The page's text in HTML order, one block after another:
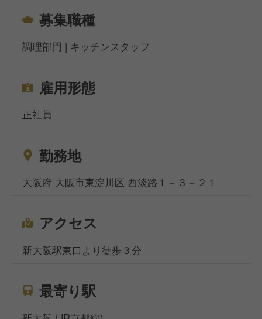
募集職種
調理部門 | キッチンスタッフ
雇用形態
正社員
勤務地
大阪府 大阪市東淀川区 西淡路１－３－２１
アクセス
新大阪駅東口より徒歩３分
最寄り駅